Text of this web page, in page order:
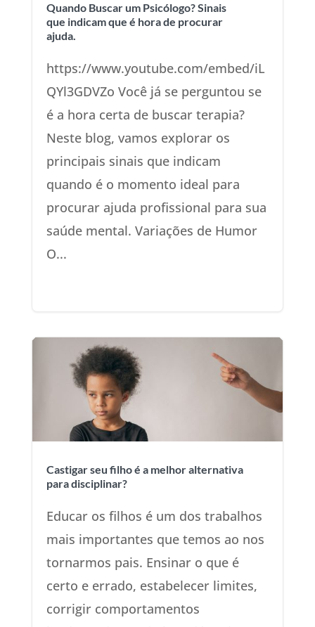
Quando Buscar um Psicólogo? Sinais
que indicam que é hora de procurar
ajuda.
https://www.youtube.com/embed/iL
QYl3GDVZo Você já se perguntou se
é a hora certa de buscar terapia?
Neste blog, vamos explorar os
principais sinais que indicam
quando é o momento ideal para
procurar ajuda profissional para sua
saúde mental. Variações de Humor
O...
Castigar seu filho é a melhor alternativa
para disciplinar?
Educar os filhos é um dos trabalhos
mais importantes que temos ao nos
tornarmos pais. Ensinar o que é
certo e errado, estabelecer limites,
corrigir comportamentos